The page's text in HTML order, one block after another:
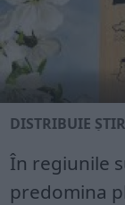
DISTRIBUIE
În regiunile
predomina